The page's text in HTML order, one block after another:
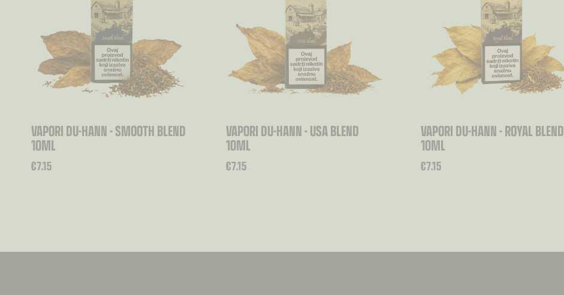
VAPORI DU-HANN - SMOOTH BLEND
10ML
€7.15
VAPORI DU-HANN - USA BLEND
10ML
€7.15
VAPORI DU-HANN - ROYAL BLEND
10ML
€7.15